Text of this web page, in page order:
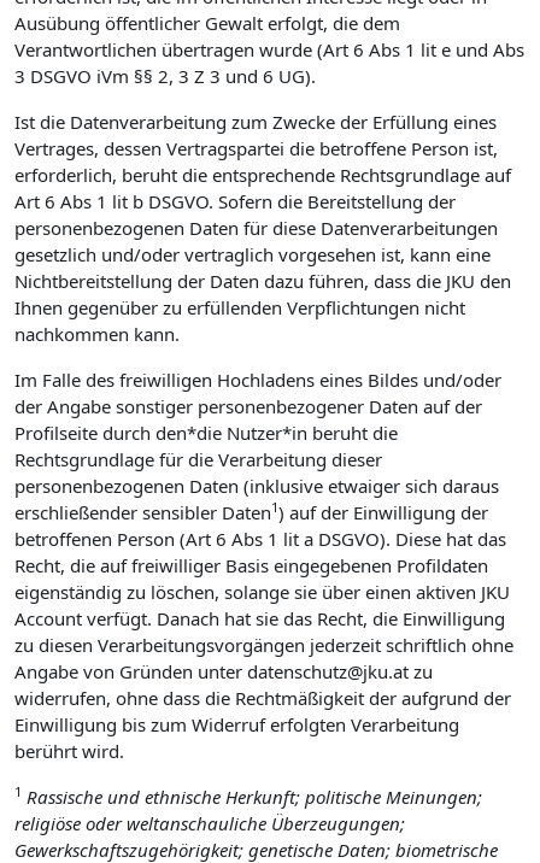
Ausübung öffentlicher Gewalt erfolgt, die dem
Verantwortlichen übertragen wurde (Art 6 Abs 1 lit e und Abs
3 DSGVO iVm §§ 2, 3 Z 3 und 6 UG).
Ist die Datenverarbeitung zum Zwecke der Erfüllung eines
Vertrages, dessen Vertragspartei die betroffene Person ist,
erforderlich, beruht die entsprechende Rechtsgrundlage auf
Art 6 Abs 1 lit b DSGVO. Sofern die Bereitstellung der
personenbezogenen Daten für diese Datenverarbeitungen
gesetzlich und/oder vertraglich vorgesehen ist, kann eine
Nichtbereitstellung der Daten dazu führen, dass die JKU den
Ihnen gegenüber zu erfüllenden Verpflichtungen nicht
nachkommen kann.
Im Falle des freiwilligen Hochladens eines Bildes und/oder
der Angabe sonstiger personenbezogener Daten auf der
Profilseite durch den*die Nutzer*in beruht die
Rechtsgrundlage für die Verarbeitung dieser
personenbezogenen Daten (inklusive etwaiger sich daraus
erschließender sensibler Daten1) auf der Einwilligung der
betroffenen Person (Art 6 Abs 1 lit a DSGVO). Diese hat das
Recht, die auf freiwilliger Basis eingegebenen Profildaten
eigenständig zu löschen, solange sie über einen aktiven JKU
Account verfügt. Danach hat sie das Recht, die Einwilligung
zu diesen Verarbeitungsvorgängen jederzeit schriftlich ohne
Angabe von Gründen unter datenschutz@jku.at zu
widerrufen, ohne dass die Rechtmäßigkeit der aufgrund der
Einwilligung bis zum Widerruf erfolgten Verarbeitung
berührt wird.
1 Rassische und ethnische Herkunft; politische Meinungen;
religiöse oder weltanschauliche Überzeugungen;
Gewerkschaftszugehörigkeit; genetische Daten; biometrische